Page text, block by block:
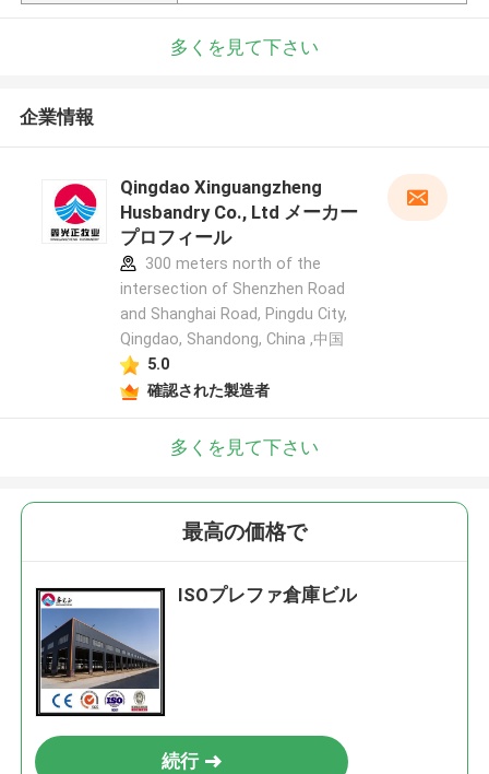
多くを見て下さい
企業情報
Qingdao Xinguangzheng
Husbandry Co., Ltd メーカー
プロフィール
300 meters north of the
intersection of Shenzhen Road
and Shanghai Road, Pingdu City,
Qingdao, Shandong, China ,中国
5.0
確認された製造者
多くを見て下さい
最高の価格で
ISOプレファ倉庫ビル
続行